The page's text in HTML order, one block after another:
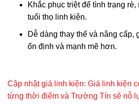
Khắc phục triệt để tình trạng
tuổi thọ linh kiện.
Dễ dàng thay thế và nâng cấp,
ổn định và mạnh mẽ hơn.
Cập nhật giá linh kiện: Giá linh kiện
từng thời điểm và Trường Tín sẽ nỗ